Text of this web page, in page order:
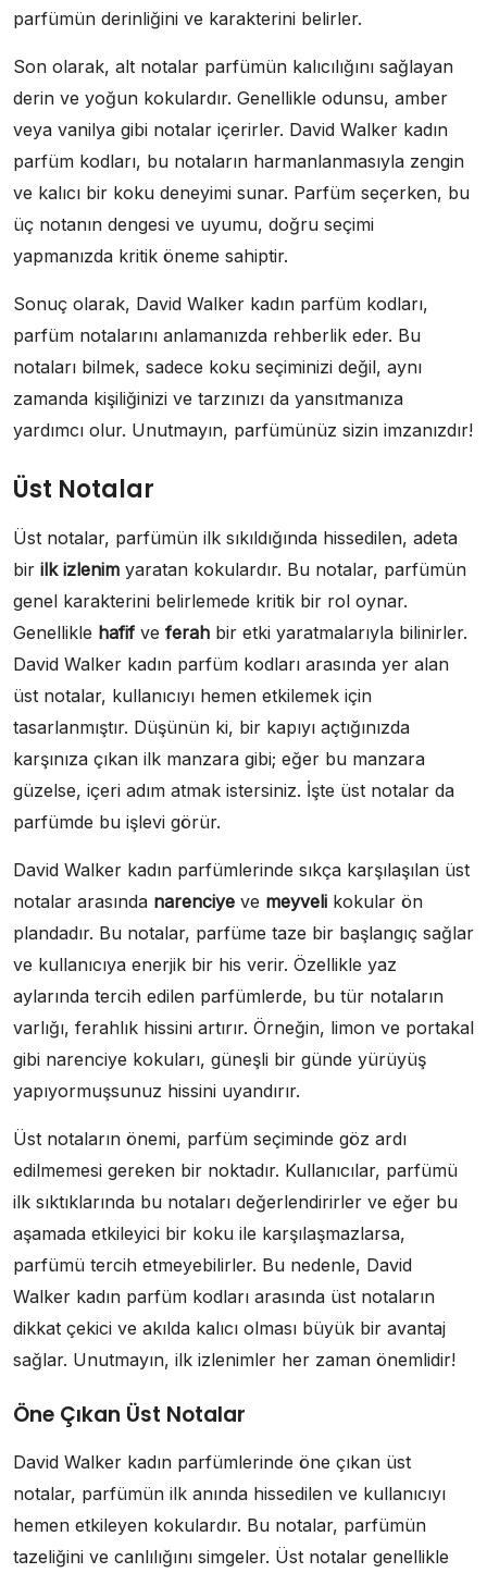
parfümün derinliğini ve karakterini belirler.
Son olarak, alt notalar parfümün kalıcılığını sağlayan
derin ve yoğun kokulardır. Genellikle odunsu, amber
veya vanilya gibi notalar içerirler. David Walker kadın
parfüm kodları, bu notaların harmanlanmasıyla zengin
ve kalıcı bir koku deneyimi sunar. Parfüm seçerken, bu
üç notanın dengesi ve uyumu, doğru seçimi
yapmanızda kritik öneme sahiptir.
Sonuç olarak, David Walker kadın parfüm kodları,
parfüm notalarını anlamanızda rehberlik eder. Bu
notaları bilmek, sadece koku seçiminizi değil, aynı
zamanda kişiliğinizi ve tarzınızı da yansıtmanıza
yardımcı olur. Unutmayın, parfümünüz sizin imzanızdır!
Üst Notalar
Üst notalar, parfümün ilk sıkıldığında hissedilen, adeta
bir ilk izlenim yaratan kokulardır. Bu notalar, parfümün
genel karakterini belirlemede kritik bir rol oynar.
Genellikle hafif ve ferah bir etki yaratmalarıyla bilinirler.
David Walker kadın parfüm kodları arasında yer alan
üst notalar, kullanıcıyı hemen etkilemek için
tasarlanmıştır. Düşünün ki, bir kapıyı açtığınızda
karşınıza çıkan ilk manzara gibi; eğer bu manzara
güzelse, içeri adım atmak istersiniz. İşte üst notalar da
parfümde bu işlevi görür.
David Walker kadın parfümlerinde sıkça karşılaşılan üst
notalar arasında narenciye ve meyveli kokular ön
plandadır. Bu notalar, parfüme taze bir başlangıç sağlar
ve kullanıcıya enerjik bir his verir. Özellikle yaz
aylarında tercih edilen parfümlerde, bu tür notaların
varlığı, ferahlık hissini artırır. Örneğin, limon ve portakal
gibi narenciye kokuları, güneşli bir günde yürüyüş
yapıyormuşsunuz hissini uyandırır.
Üst notaların önemi, parfüm seçiminde göz ardı
edilmemesi gereken bir noktadır. Kullanıcılar, parfümü
ilk sıktıklarında bu notaları değerlendirirler ve eğer bu
aşamada etkileyici bir koku ile karşılaşmazlarsa,
parfümü tercih etmeyebilirler. Bu nedenle, David
Walker kadın parfüm kodları arasında üst notaların
dikkat çekici ve akılda kalıcı olması büyük bir avantaj
sağlar. Unutmayın, ilk izlenimler her zaman önemlidir!
Öne Çıkan Üst Notalar
David Walker kadın parfümlerinde öne çıkan üst
notalar, parfümün ilk anında hissedilen ve kullanıcıyı
hemen etkileyen kokulardır. Bu notalar, parfümün
tazeliğini ve canlılığını simgeler. Üst notalar genellikle